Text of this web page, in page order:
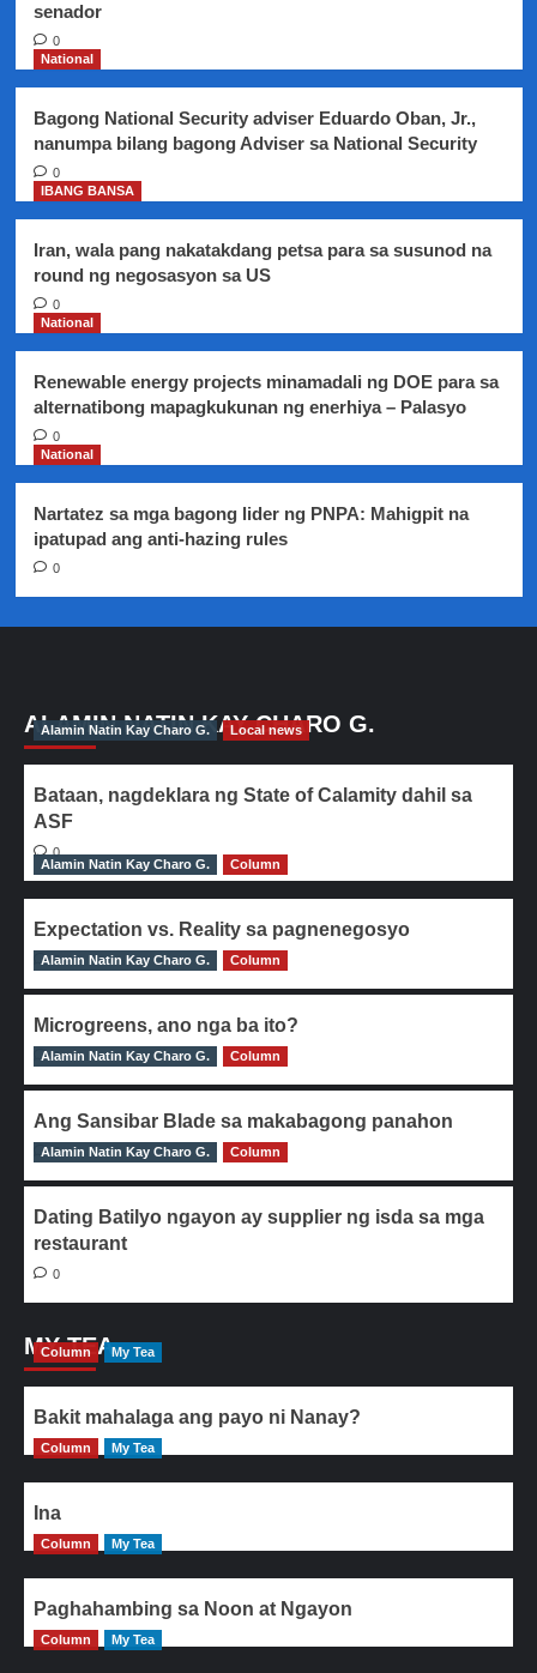
-
DOLE
senador
0
National
Bagong National Security adviser Eduardo Oban, Jr.,
nanumpa bilang bagong Adviser sa National Security
0
IBANG BANSA
Iran, wala pang nakatakdang petsa para sa susunod na
round ng negosasyon sa US
0
National
Renewable energy projects minamadali ng DOE para sa
alternatibong mapagkukunan ng enerhiya – Palasyo
0
National
Nartatez sa mga bagong lider ng PNPA: Mahigpit na
ipatupad ang anti-hazing rules
0
ALAMIN NATIN KAY CHARO G.
Alamin Natin Kay Charo G. Local news
Bataan, nagdeklara ng State of Calamity dahil sa
ASF
0
Alamin Natin Kay Charo G.
Column
Expectation vs. Reality sa pagnenegosyo
0
Alamin Natin Kay Charo G. Column
Microgreens, ano nga ba ito?
0
Alamin Natin Kay Charo G. Column
Ang Sansibar Blade sa makabagong panahon
0
Alamin Natin Kay Charo G. Column
Dating Batilyo ngayon ay supplier ng isda sa mga
restaurant
0
MY TEA
Column My Tea
Bakit mahalaga ang payo ni Nanay?
Column My Tea
Ina
Column My Tea
Paghahambing sa Noon at Ngayon
Column My Tea